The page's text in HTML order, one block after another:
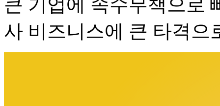
큰 기업에 속수무책으로
사 비즈니스에 큰 타격으